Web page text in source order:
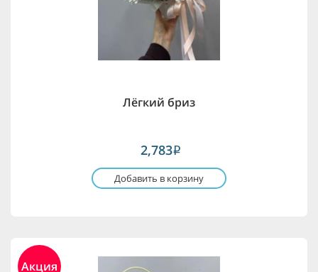
Лёгкий бриз
2,783i
Добавить в корзину
Акция